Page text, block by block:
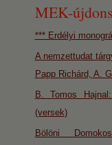
MEK-
*** Erdélyi
A nemzettudat
Papp Richárd, A.
B. Tomos
(versek)
Bölöni